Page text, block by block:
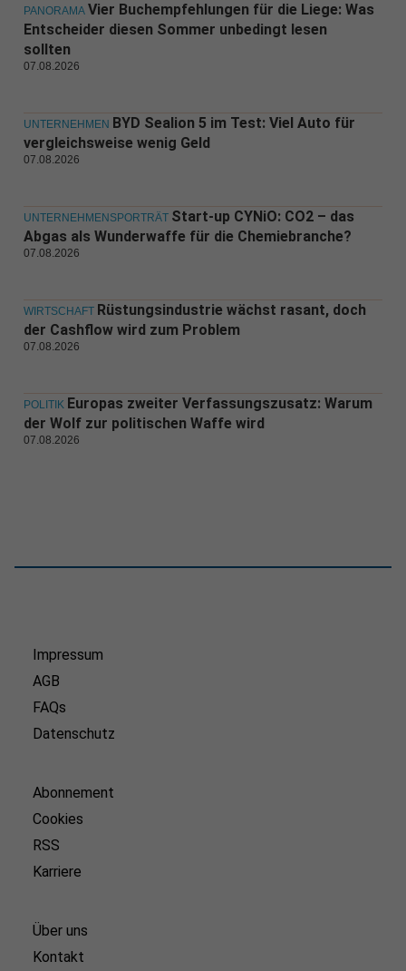
PANORAMA Vier Buchempfehlungen für die Liege: Was
Entscheider diesen Sommer unbedingt lesen
sollten
07.08.2026
UNTERNEHMEN BYD Sealion 5 im Test: Viel Auto für
vergleichsweise wenig Geld
07.08.2026
UNTERNEHMENSPORTRÄT Start-up CYNiO: CO2 – das
Abgas als Wunderwaffe für die Chemiebranche?
07.08.2026
WIRTSCHAFT Rüstungsindustrie wächst rasant, doch
der Cashflow wird zum Problem
07.08.2026
POLITIK Europas zweiter Verfassungszusatz: Warum
der Wolf zur politischen Waffe wird
07.08.2026
Impressum
AGB
FAQs
Datenschutz
Abonnement
Cookies
RSS
Karriere
Über uns
Kontakt